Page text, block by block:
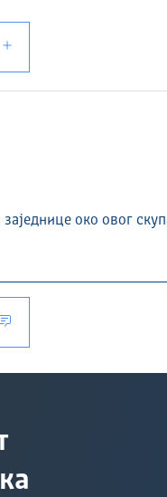
око овог